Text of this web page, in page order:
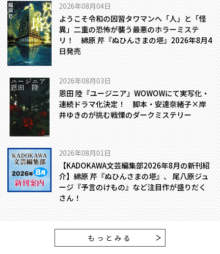
2026年08月04日
ようこそ令和の因習タワマンへ――「人」と「怪
異」二重の恐怖が襲う最悪のホラーミステ
リ！ 綿原 芹『ぬひんさまの塔』2026年8月4
日発売
2026年08月03日
恩田 陸『ユージニア』WOWOWにて実写化・
連続ドラマ化決定！ 脚本・安達奈緒子×岸
井ゆきのが挑む戦慄のダークミステリー
2026年08月01日
【KADOKAWA文芸編集部2026年8月の新刊紹
介】綿原 芹『ぬひんさまの塔』、 尾八原ジュ
ージ『予言のけもの』など注目作が盛りだく
さん！
もっとみる